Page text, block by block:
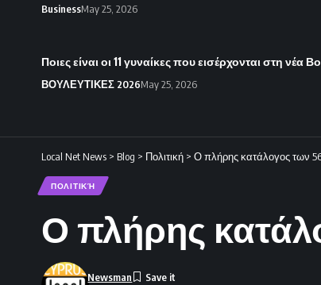
BusinessMay 25, 2026
Ποιες είναι οι 11 γυναίκες που εισέρχονται στη νέα
ΒΟΥΛΕΥΤΙΚΕΣ 2026May 25, 2026
Local Net News > Blog > Πολιτική > Ο πλήρης κατάλογος των
ΠΟΛΙΤΙΚΉ
Ο πλήρης
Newsman